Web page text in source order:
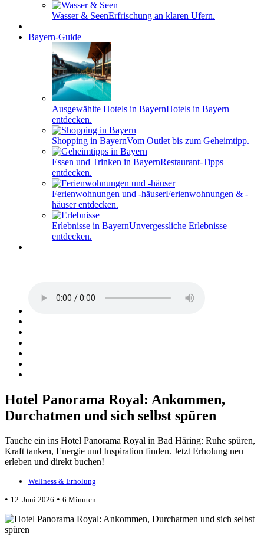
Wasser & SeenErfrischung an klaren Ufern.
Bayern-Guide
Ausgewählte Hotels in BayernHotels in Bayern
entdecken.
Shopping in BayernVom Outlet bis zum Geheimtipp.
Essen und Trinken in BayernRestaurant-Tipps
entdecken.
Ferienwohnungen und -häuserFerienwohnungen & -
häuser entdecken.
Erlebnisse in BayernUnvergessliche Erlebnisse
entdecken.
Hotel Panorama Royal: Ankommen,
Durchatmen und sich selbst spüren
Tauche ein ins Hotel Panorama Royal in Bad Häring: Ruhe spüren,
Kraft tanken, Energie und Inspiration finden. Jetzt Erholung neu
erleben und direkt buchen!
Wellness & Erholung
• 12. Juni 2026 • 6 Minuten